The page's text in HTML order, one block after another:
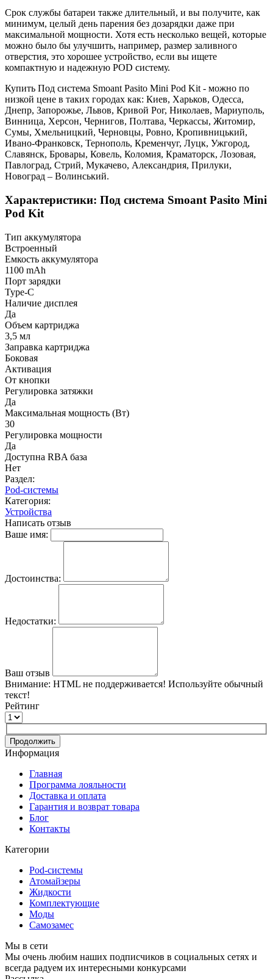
Срок службы батареи также длительный, и вы получите, как
минимум, целый день парения без дозарядки даже при
максимальной мощности. Хотя есть несколько вещей, которые
можно было бы улучшить, например, размер заливного
отверстия, это хорошее устройство, если вы ищете
компактную и надежную POD систему.
Купить Под система Smoant Pasito Mini Pod Kit - можно по
низкой цене в таких городах как: Киев, Харьков, Одесса,
Днепр, Запорожье, Львов, Кривой Рог, Николаев, Мариуполь,
Винница, Херсон, Чернигов, Полтава, Черкассы, Житомир,
Сумы, Хмельницкий, Черновцы, Ровно, Кропивницький,
Ивано-Франковск, Тернополь, Кременчуг, Луцк, Ужгород,
Славянск, Бровары, Ковель, Коломия, Краматорск, Лозовая,
Павлоград, Стрий, Мукачево, Александрия, Прилуки,
Новоград – Волинський.
Характеристики: Под система Smoant Pasito Mini
Pod Kit
Тип аккумулятора
Встроенный
Емкость аккумулятора
1100 mAh
Порт зарядки
Type-C
Наличие дисплея
Да
Объем картриджа
3,5 мл
Заправка картриджа
Боковая
Активация
От кнопки
Регулировка затяжки
Да
Максимальная мощность (Вт)
30
Регулировка мощности
Да
Доступна RBA база
Нет
Раздел:
Pod-системы
Категория:
Устройства
Написать отзыв
Ваше имя:
Достоинства:
Недостатки:
Ваш отзыв
Внимание: HTML не поддерживается! Используйте обычный
текст!
Рейтинг
Продолжить
Информация
Главная
Программа лояльности
Доставка и оплата
Гарантия и возврат товара
Блог
Контакты
Категории
Pod-системы
Атомайзеры
Жидкости
Комплектующие
Моды
Самозамес
Мы в сети
Мы очень любим наших подписчиков в социальных сетях и
всегда радуем их интересными конкурсами